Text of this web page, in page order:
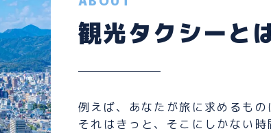
HOW TO
ご予約のながれ
ブログ
観光タクシーと
例えば、あなたが旅に求めるもの
それはきっと、そこにしかない時